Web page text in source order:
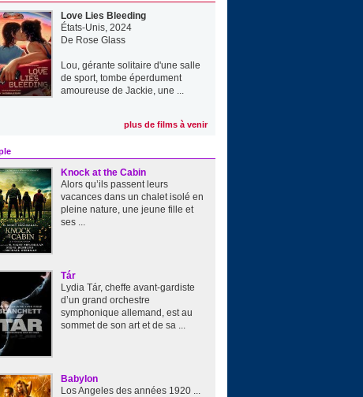
Love Lies Bleeding
États-Unis, 2024
De Rose Glass
Lou, gérante solitaire d'une salle
de sport, tombe éperdument
amoureuse de Jackie, une ...
plus de films à venir
Knock at the Cabin
Alors qu’ils passent leurs
vacances dans un chalet isolé en
pleine nature, une jeune fille et
ses ...
Tár
Lydia Tár, cheffe avant-gardiste
d’un grand orchestre
symphonique allemand, est au
sommet de son art et de sa ...
Babylon
Los Angeles des années 1920 ...